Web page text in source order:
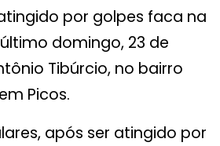
por golpes faca na
domingo, 23 de
Tibúrcio, no bairro
Picos.
após ser atingido por